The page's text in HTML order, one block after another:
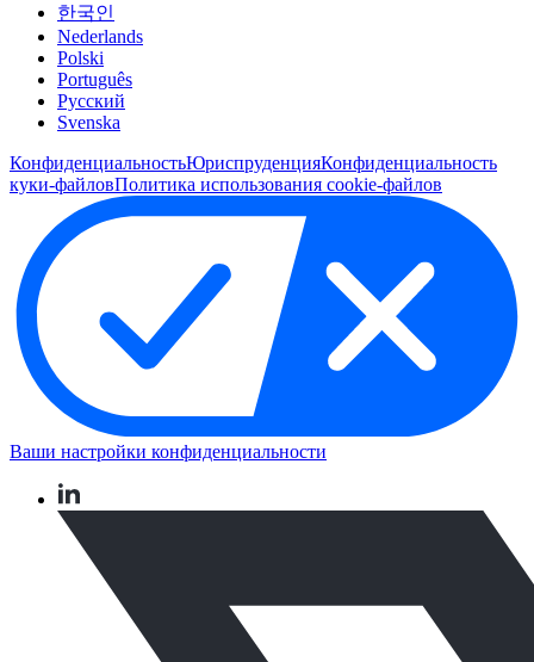
한국인
Nederlands
Polski
Português
Pусский
Svenska
КонфиденциальностьЮриспруденцияКонфиденциальность
куки-файловПолитика использования cookie-файлов
Ваши настройки конфиденциальности